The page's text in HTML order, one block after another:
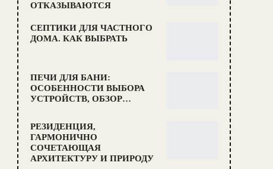
ОТКАЗЫВАЮТСЯ
СЕПТИКИ ДЛЯ ЧАСТНОГО
ДОМА. КАК ВЫБРАТЬ
ПЕЧИ ДЛЯ БАНИ:
ОСОБЕННОСТИ ВЫБОРА
УСТРОЙСТВ, ОБЗОР…
РЕЗИДЕНЦИЯ,
ГАРМОНИЧНО
СОЧЕТАЮЩАЯ
АРХИТЕКТУРУ И ПРИРОДУ